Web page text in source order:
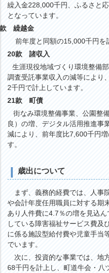
繰入金228,000千円、ふるさと
となっています。
款 繰越金
前年度と同額の15,000千円を
20款 諸収入
現役地域づくり環境整備部
調査受託事業収入の減等により
2千円で計上しています。
21款 町債
街なみ環境整備事業、公園整備
良）の増、デジタル活用推進事
減により、前年度比7,600千円
す。
歳出について
まず、義務的経費では、人事
や会計年度任用職員に対する期
あり人件費に4.7％の増を見込
している障害福祉サービス費及
に係る施設型給付費や児童手当
でいます。
次に、投資的な事業では、地
68千円を計上し、町道牛会・八